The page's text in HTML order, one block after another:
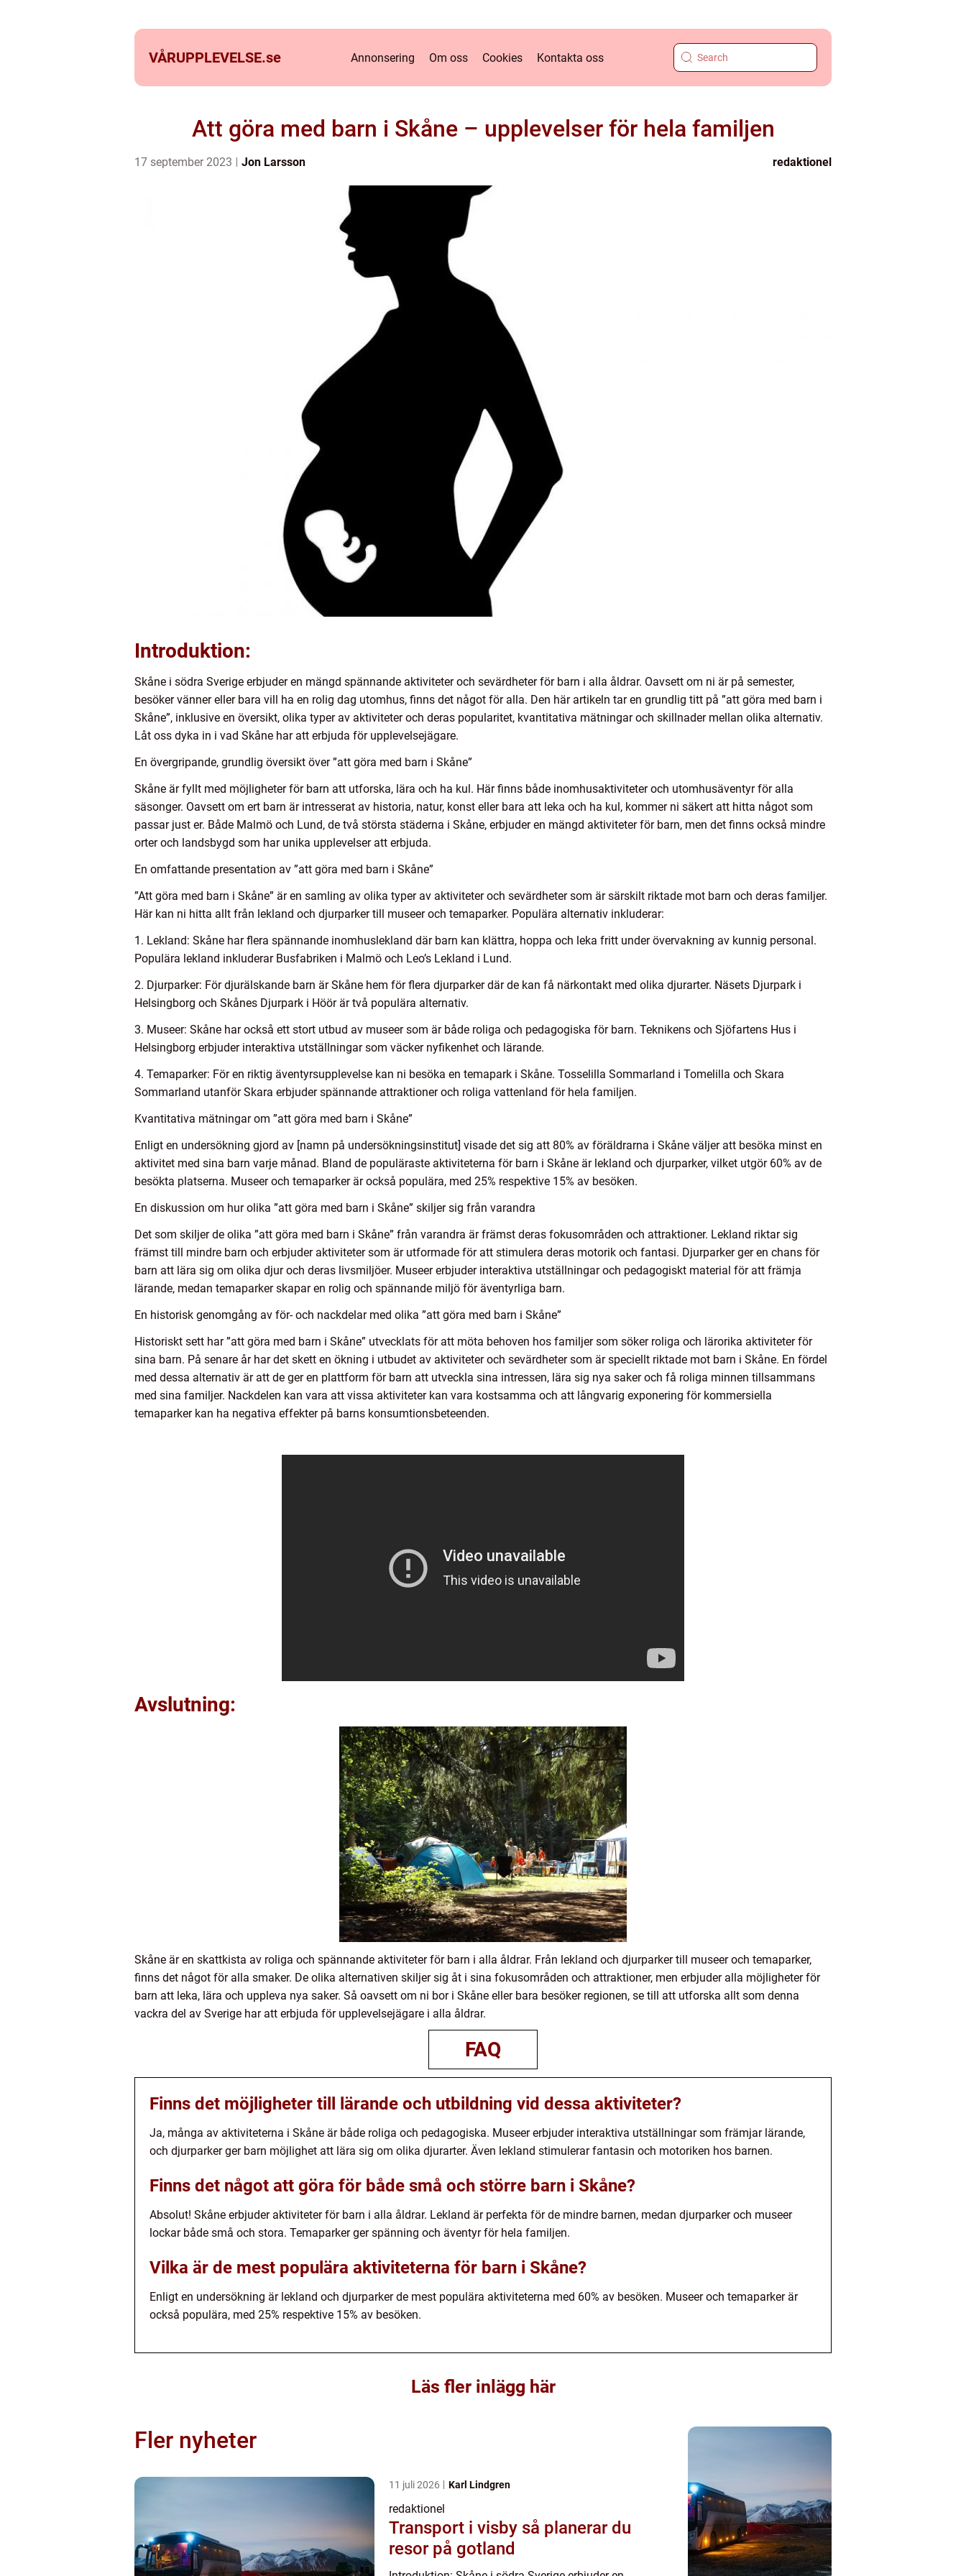
VÅRUPPLEVELSE.se Annonsering Om oss Cookies Kontakta oss
Att göra med barn i Skåne – upplevelser för hela familjen
17 september 2023 Jon Larsson redaktionel
Introduktion:
Skåne i södra Sverige erbjuder en mängd spännande aktiviteter och sevärdheter för barn i alla åldrar. Oavsett om ni är på semester,
besöker vänner eller bara vill ha en rolig dag utomhus, finns det något för alla. Den här artikeln tar en grundlig titt på ”att göra med barn i
Skåne”, inklusive en översikt, olika typer av aktiviteter och deras popularitet, kvantitativa mätningar och skillnader mellan olika alternativ.
Låt oss dyka in i vad Skåne har att erbjuda för upplevelsejägare.
En övergripande, grundlig översikt över ”att göra med barn i Skåne”
Skåne är fyllt med möjligheter för barn att utforska, lära och ha kul. Här finns både inomhusaktiviteter och utomhusäventyr för alla
säsonger. Oavsett om ert barn är intresserat av historia, natur, konst eller bara att leka och ha kul, kommer ni säkert att hitta något som
passar just er. Både Malmö och Lund, de två största städerna i Skåne, erbjuder en mängd aktiviteter för barn, men det finns också mindre
orter och landsbygd som har unika upplevelser att erbjuda.
En omfattande presentation av ”att göra med barn i Skåne”
”Att göra med barn i Skåne” är en samling av olika typer av aktiviteter och sevärdheter som är särskilt riktade mot barn och deras familjer.
Här kan ni hitta allt från lekland och djurparker till museer och temaparker. Populära alternativ inkluderar:
1. Lekland: Skåne har flera spännande inomhuslekland där barn kan klättra, hoppa och leka fritt under övervakning av kunnig personal.
Populära lekland inkluderar Busfabriken i Malmö och Leo’s Lekland i Lund.
2. Djurparker: För djurälskande barn är Skåne hem för flera djurparker där de kan få närkontakt med olika djurarter. Näsets Djurpark i
Helsingborg och Skånes Djurpark i Höör är två populära alternativ.
3. Museer: Skåne har också ett stort utbud av museer som är både roliga och pedagogiska för barn. Teknikens och Sjöfartens Hus i
Helsingborg erbjuder interaktiva utställningar som väcker nyfikenhet och lärande.
4. Temaparker: För en riktig äventyrsupplevelse kan ni besöka en temapark i Skåne. Tosselilla Sommarland i Tomelilla och Skara
Sommarland utanför Skara erbjuder spännande attraktioner och roliga vattenland för hela familjen.
Kvantitativa mätningar om ”att göra med barn i Skåne”
Enligt en undersökning gjord av [namn på undersökningsinstitut] visade det sig att 80% av föräldrarna i Skåne väljer att besöka minst en
aktivitet med sina barn varje månad. Bland de populäraste aktiviteterna för barn i Skåne är lekland och djurparker, vilket utgör 60% av de
besökta platserna. Museer och temaparker är också populära, med 25% respektive 15% av besöken.
En diskussion om hur olika ”att göra med barn i Skåne” skiljer sig från varandra
Det som skiljer de olika ”att göra med barn i Skåne” från varandra är främst deras fokusområden och attraktioner. Lekland riktar sig
främst till mindre barn och erbjuder aktiviteter som är utformade för att stimulera deras motorik och fantasi. Djurparker ger en chans för
barn att lära sig om olika djur och deras livsmiljöer. Museer erbjuder interaktiva utställningar och pedagogiskt material för att främja
lärande, medan temaparker skapar en rolig och spännande miljö för äventyrliga barn.
En historisk genomgång av för- och nackdelar med olika ”att göra med barn i Skåne”
Historiskt sett har ”att göra med barn i Skåne” utvecklats för att möta behoven hos familjer som söker roliga och lärorika aktiviteter för
sina barn. På senare år har det skett en ökning i utbudet av aktiviteter och sevärdheter som är speciellt riktade mot barn i Skåne. En fördel
med dessa alternativ är att de ger en plattform för barn att utveckla sina intressen, lära sig nya saker och få roliga minnen tillsammans
med sina familjer. Nackdelen kan vara att vissa aktiviteter kan vara kostsamma och att långvarig exponering för kommersiella
temaparker kan ha negativa effekter på barns konsumtionsbeteenden.
Avslutning:
Skåne är en skattkista av roliga och spännande aktiviteter för barn i alla åldrar. Från lekland och djurparker till museer och temaparker,
finns det något för alla smaker. De olika alternativen skiljer sig åt i sina fokusområden och attraktioner, men erbjuder alla möjligheter för
barn att leka, lära och uppleva nya saker. Så oavsett om ni bor i Skåne eller bara besöker regionen, se till att utforska allt som denna
vackra del av Sverige har att erbjuda för upplevelsejägare i alla åldrar.
FAQ
Finns det möjligheter till lärande och utbildning vid dessa aktiviteter?
Ja, många av aktiviteterna i Skåne är både roliga och pedagogiska. Museer erbjuder interaktiva utställningar som främjar lärande,
och djurparker ger barn möjlighet att lära sig om olika djurarter. Även lekland stimulerar fantasin och motoriken hos barnen.
Finns det något att göra för både små och större barn i Skåne?
Absolut! Skåne erbjuder aktiviteter för barn i alla åldrar. Lekland är perfekta för de mindre barnen, medan djurparker och museer
lockar både små och stora. Temaparker ger spänning och äventyr för hela familjen.
Vilka är de mest populära aktiviteterna för barn i Skåne?
Enligt en undersökning är lekland och djurparker de mest populära aktiviteterna med 60% av besöken. Museer och temaparker är
också populära, med 25% respektive 15% av besöken.
Läs fler inlägg här
Fler nyheter
11 juli 2026 Karl Lindgren
redaktionel
Transport i visby så planerar du
resor på gotland